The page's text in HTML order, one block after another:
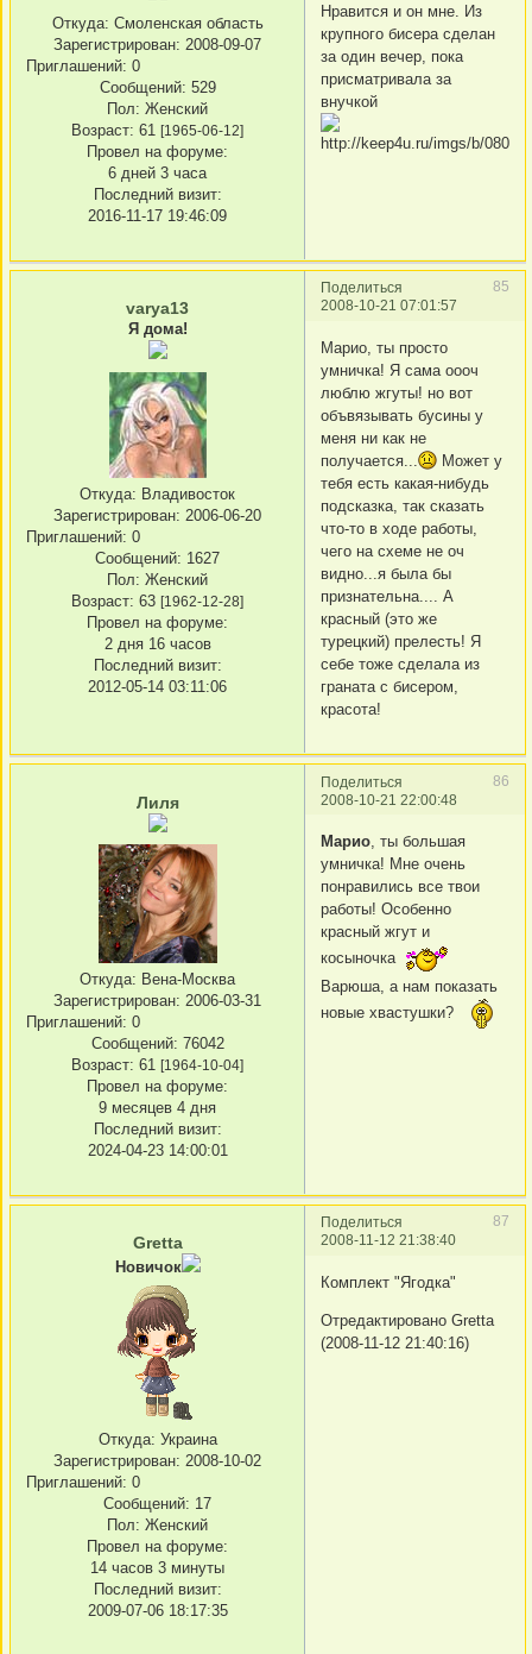
Откуда: Смоленская область
Зарегистрирован: 2008-09-07
Приглашений: 0
Сообщений: 529
Пол: Женский
Возраст: 61 [1965-06-12]
Провел на форуме:
6 дней 3 часа
Последний визит:
2016-11-17 19:46:09
Нравится и он мне. Из
крупного бисера сделан
за один вечер, пока
присматривала за
внучкой
Поделиться
85
2008-10-21 07:01:57
varya13
Я дома!
Откуда: Владивосток
Зарегистрирован: 2006-06-20
Приглашений: 0
Сообщений: 1627
Пол: Женский
Возраст: 63 [1962-12-28]
Провел на форуме:
2 дня 16 часов
Последний визит:
2012-05-14 03:11:06
Марио, ты просто
умничка! Я сама оооч
люблю жгуты! но вот
объвязывать бусины у
меня ни как не
получается...
Может у
тебя есть какая-нибудь
подсказка, так сказать
что-то в ходе работы,
чего на схеме не оч
видно...я была бы
признательна.... А
красный (это же
турецкий) прелесть! Я
себе тоже сделала из
граната с бисером,
красота!
Поделиться
86
2008-10-21 22:00:48
Лиля
Откуда: Вена-Москва
Зарегистрирован: 2006-03-31
Приглашений: 0
Сообщений: 76042
Возраст: 61 [1964-10-04]
Провел на форуме:
9 месяцев 4 дня
Последний визит:
2024-04-23 14:00:01
Марио, ты большая
умничка! Мне очень
понравились все твои
работы! Особенно
красный жгут и
косыночка
Варюша, а нам показать
новые хвастушки?
Поделиться
87
2008-11-12 21:38:40
Gretta
Новичок
Откуда: Украина
Зарегистрирован: 2008-10-02
Приглашений: 0
Сообщений: 17
Пол: Женский
Провел на форуме:
14 часов 3 минуты
Последний визит:
2009-07-06 18:17:35
Комплект "Ягодка"
Отредактировано Gretta
(2008-11-12 21:40:16)